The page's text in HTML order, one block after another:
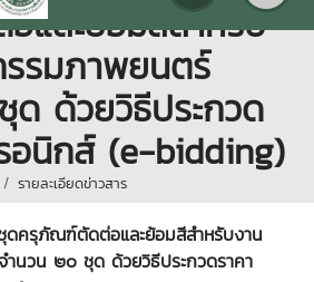
และย้อมสีสำหรับ
รมภาพยนตร์
ด้วยวิธีประกวด
อนิกส์ (e-bidding)
รายละเอียดข่าวสาร
ดครุภัณฑ์ตัดต่อและย้อมสีสำหรับงาน
นวน ๒๐ ชุด ด้วยวิธีประกวดราคา